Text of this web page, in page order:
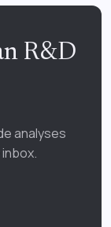
R&D
analyses